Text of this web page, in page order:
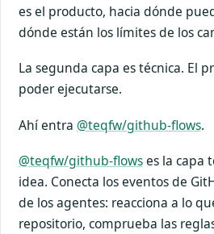
es el producto, hacia dónde
dónde están los límites de los
La segunda capa es técnica. El
poder ejecutarse.
Ahí entra @teqfw/github-flows.
@teqfw/github-flowses la capa
idea. Conecta los eventos de
de los agentes: reacciona a lo
repositorio, comprueba las